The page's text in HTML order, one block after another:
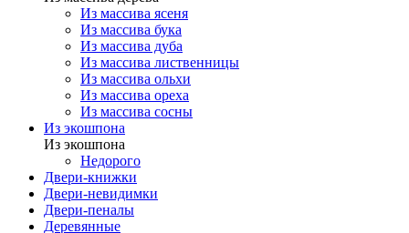
Из массива ясеня
Из массива бука
Из массива дуба
Из массива лиственницы
Из массива ольхи
Из массива ореха
Из массива сосны
Из экошпона
Из экошпона
Недорого
Двери-книжки
Двери-невидимки
Двери-пеналы
Деревянные